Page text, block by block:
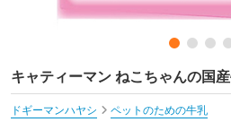
キャティーマン ねこちゃんの国
ドギーマンハヤシ
ペットのための牛乳